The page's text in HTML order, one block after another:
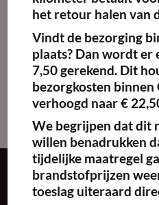
Verrijdbaar
voor 84 borden)
€47.10excl. BTW
Reserveren
Over ons
het retour halen van
Vindt de bezorging
plaats? Dan wordt er
7,50 gerekend. Dit
bezorgkosten
verhoogd naar €
We begrijpen dat dit
willen benadrukken
tijdelijke maatregel
brandstofprijzen
toeslag uiteraard